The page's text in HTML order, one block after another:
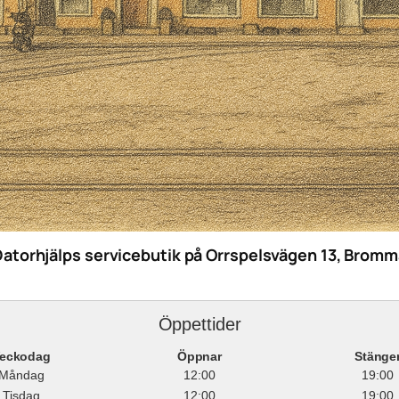
servicebutik på Orrspelsvägen 13,
Öppettider
Öppnar
12:00
19:00
Tisdag
12:00 19:00